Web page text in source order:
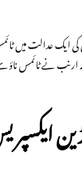
عدالت میں ٹائمس
ارنب نے ٹائمس ناؤ